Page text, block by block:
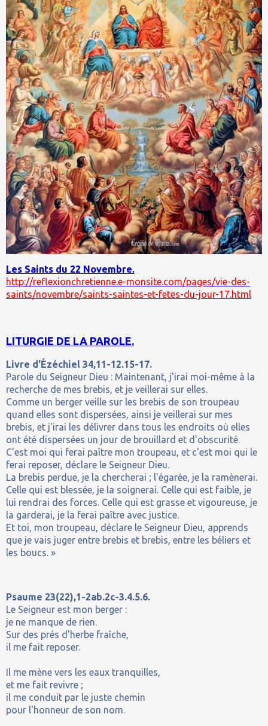
Les Saints du 22 Novembre.
http://reflexionchretienne.e-monsite.com/pages/vie-des-
saints/novembre/saints-saintes-et-fetes-du-jour-17.html
LITURGIE DE LA PAROLE.
Livre d'Ézéchiel 34,11-12.15-17.
Parole du Seigneur Dieu : Maintenant, j'irai moi-même à la
recherche de mes brebis, et je veillerai sur elles.
Comme un berger veille sur les brebis de son troupeau
quand elles sont dispersées, ainsi je veillerai sur mes
brebis, et j'irai les délivrer dans tous les endroits où elles
ont été dispersées un jour de brouillard et d'obscurité.
C'est moi qui ferai paître mon troupeau, et c'est moi qui le
ferai reposer, déclare le Seigneur Dieu.
La brebis perdue, je la chercherai ; l'égarée, je la ramènerai.
Celle qui est blessée, je la soignerai. Celle qui est faible, je
lui rendrai des forces. Celle qui est grasse et vigoureuse, je
la garderai, je la ferai paître avec justice.
Et toi, mon troupeau, déclare le Seigneur Dieu, apprends
que je vais juger entre brebis et brebis, entre les béliers et
les boucs. »
Psaume 23(22),1-2ab.2c-3.4.5.6.
Le Seigneur est mon berger :
je ne manque de rien.
Sur des prés d'herbe fraîche,
il me fait reposer.
Il me mène vers les eaux tranquilles,
et me fait revivre ;
il me conduit par le juste chemin
pour l'honneur de son nom.